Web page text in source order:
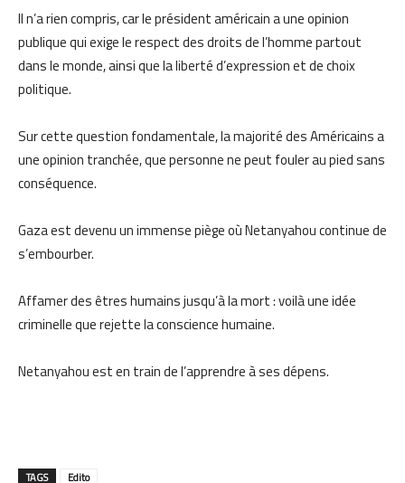
Il n’a rien compris, car le président américain a une opinion
publique qui exige le respect des droits de l’homme partout
dans le monde, ainsi que la liberté d’expression et de choix
politique.
Sur cette question fondamentale, la majorité des Américains a
une opinion tranchée, que personne ne peut fouler au pied sans
conséquence.
Gaza est devenu un immense piège où Netanyahou continue de
s’embourber.
Affamer des êtres humains jusqu’à la mort : voilà une idée
criminelle que rejette la conscience humaine.
Netanyahou est en train de l’apprendre à ses dépens.
TAGS Edito